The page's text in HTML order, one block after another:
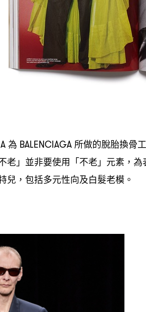
為 BALENCIAGA 所做的脫胎換骨
老」並非要使用「不老」元素 ， 為
兒 ， 包括多元性向及白髮老模。